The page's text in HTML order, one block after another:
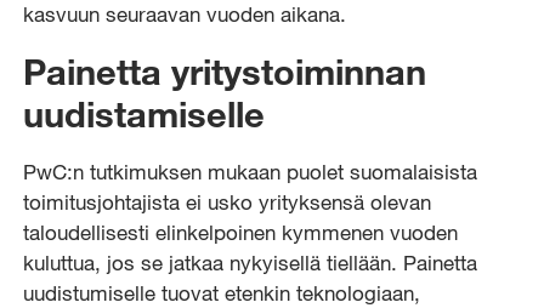
kasvuun seuraavan vuoden aikana.
Painetta yritystoiminnan
uudistamiselle
PwC:n tutkimuksen mukaan puolet suomalaisista
toimitusjohtajista ei usko yrityksensä olevan
taloudellisesti elinkelpoinen kymmenen vuoden
kuluttua, jos se jatkaa nykyisellä tiellään. Painetta
uudistumiselle tuovat etenkin teknologiaan,